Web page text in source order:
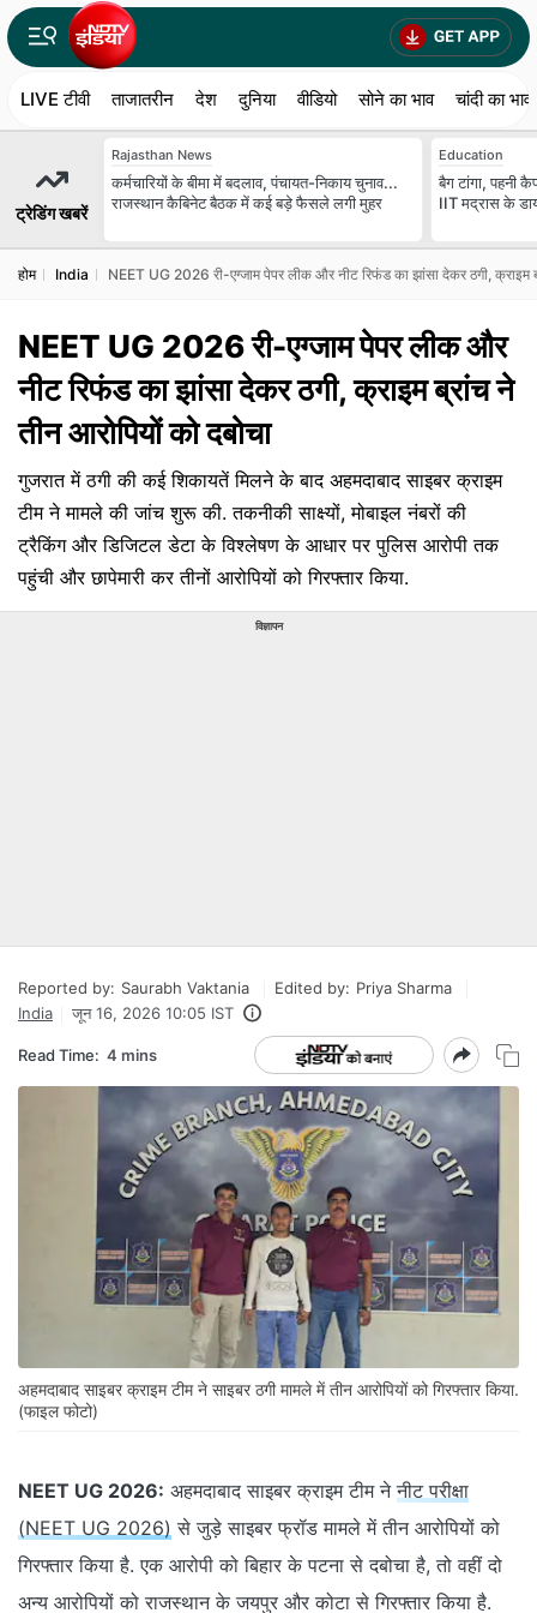
LIVE टीवी ताजातरीन देश दुनिया वीडियो सोने का भाव चांदी का भाव
ट्रेडिंग खबरें
Rajasthan News
कर्मचारियों के बीमा में बदलाव, पंचायत-निकाय चुनाव...
राजस्थान कैबिनेट बैठक में कई बड़े फैसले लगी मुहर
Education
बैग टांगा, पहनी
IIT मद्रास के
होम India NEET UG 2026 री-एग्जाम पेपर लीक और नीट रिफंड का झांसा देकर ठगी, क्राइम
NEET UG 2026 री-एग्जाम पेपर लीक और
नीट रिफंड का झांसा देकर ठगी, क्राइम ब्रांच ने
तीन आरोपियों को दबोचा
गुजरात में ठगी की कई शिकायतें मिलने के बाद अहमदाबाद साइबर क्राइम
टीम ने मामले की जांच शुरू की. तकनीकी साक्ष्यों, मोबाइल नंबरों की
ट्रैकिंग और डिजिटल डेटा के विश्लेषण के आधार पर पुलिस आरोपी तक
पहुंची और छापेमारी कर तीनों आरोपियों को गिरफ्तार किया.
विज्ञापन
Reported by: Saurabh Vaktania Edited by: Priya Sharma
India
जून 16, 2026 10:05 IST
Read Time: 4 mins
अहमदाबाद साइबर क्राइम टीम ने साइबर ठगी मामले में तीन आरोपियों को गिरफ्तार किया.
(फाइल फोटो)
NEET UG 2026: अहमदाबाद साइबर क्राइम टीम नेनीट परीक्षा
(NEET UG 2026) से जुड़े साइबर फ्रॉड मामले में तीन आरोपियों को
गिरफ्तार किया है. एक आरोपी को बिहार के पटना से दबोचा है, तो वहीं दो
अन्य आरोपियों को राजस्थान के जयपुर और कोटा से गिरफ्तार किया है.